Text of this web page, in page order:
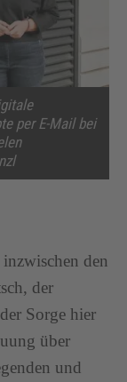
per E-Mail bei
den
der
Sorge hier
über
und